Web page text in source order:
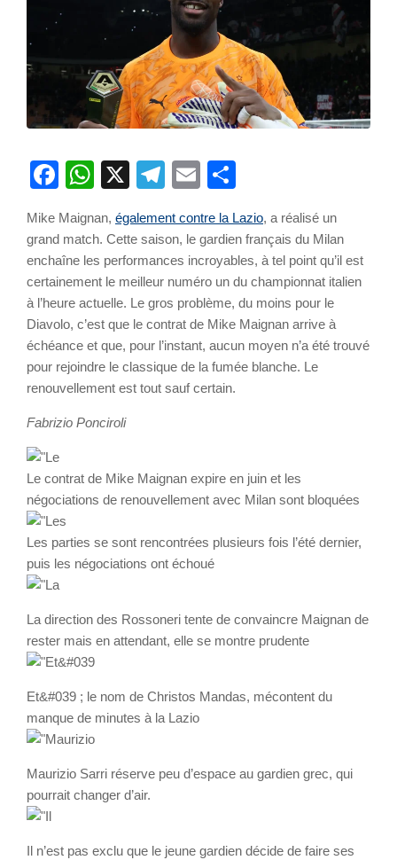
Facebook
WhatsApp
X Telegram
Email
Mike Maignan, également contre la Lazio, a réalisé un
grand match. Cette saison, le gardien français du Milan
enchaîne les performances incroyables, à tel point qu’il est
certainement le meilleur numéro un du championnat italien
à l’heure actuelle. Le gros problème, du moins pour le
Diavolo, c’est que le contrat de Mike Maignan arrive à
échéance et que, pour l’instant, aucun moyen n’a été trouvé
pour rejoindre le classique de la fumée blanche. Le
renouvellement est tout sauf certain.
Fabrizio Ponciroli
Le contrat de Mike Maignan expire en juin et les
négociations de renouvellement avec Milan sont bloquées
Les parties se sont rencontrées plusieurs fois l’été dernier,
puis les négociations ont échoué
La direction des Rossoneri tente de convaincre Maignan de
rester mais en attendant, elle se montre prudente
Et&#039 ; le nom de Christos Mandas, mécontent du
manque de minutes à la Lazio
Maurizio Sarri réserve peu d’espace au gardien grec, qui
pourrait changer d’air.
Il n’est pas exclu que le jeune gardien décide de faire ses